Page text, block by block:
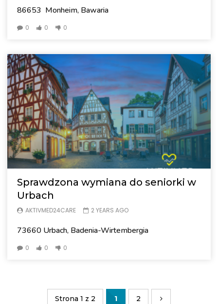
86653 Monheim, Bawaria
0 0 0
Sprawdzona wymiana do seniorki w
Urbach
AKTIVMED24CARE 2 YEARS AGO
73660 Urbach, Badenia-Wirtembergia
0 0 0
Strona 1 z 2 1 2